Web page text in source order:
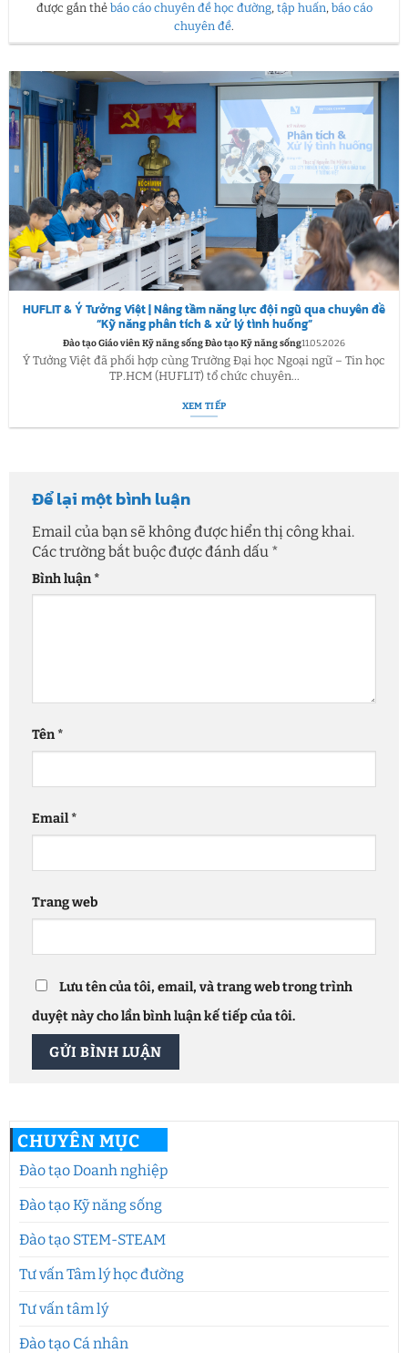
CHUYÊN MỤC
Đào tạo Doanh nghiệp
Đào tạo Kỹ năng sống
Đào tạo STEM-STEAM
Tư vấn Tâm lý học đường
Tư vấn tâm lý
Đào tạo Cá nhân
được gắn thẻ báo cáo chuyên đề học đường, tập huấn, báo cáo
chuyên đề.
HUFLIT & Ý Tưởng Việt | Nâng tầm năng lực đội ngũ qua chuyên đề
“Kỹ năng phân tích & xử lý tình huống”
Đào tạo Giáo viên Kỹ năng sống Đào tạo Kỹ năng sống11.05.2026
Ý Tưởng Việt đã phối hợp cùng Trường Đại học Ngoại ngữ – Tin học
TP.HCM (HUFLIT) tổ chức chuyên...
XEM TIẾP
Để lại một bình luận
Email của bạn sẽ không được hiển thị công khai.
Các trường bắt buộc được đánh dấu *
Bình luận*
Tên*
Email*
Trang web
Lưu tên của tôi, email, và trang web trong trình
duyệt này cho lần bình luận kế tiếp của tôi.